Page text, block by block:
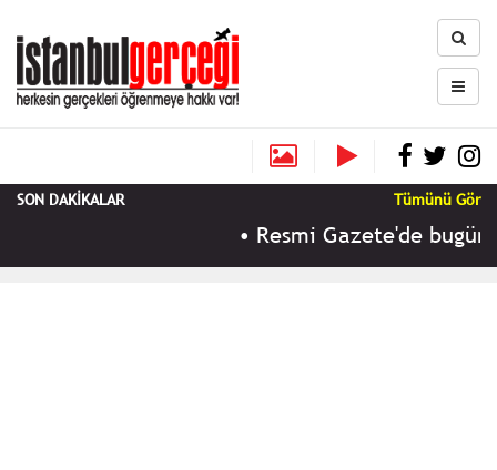
SON DAKİKALAR Tümünü Gör
Resmi Gazete'de bugün